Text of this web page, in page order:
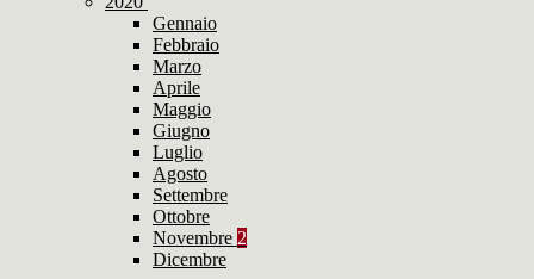
Gennaio
Febbraio
Marzo
Aprile
Maggio
Giugno
Luglio
Agosto
Settembre
Ottobre
Novembre 2
Dicembre